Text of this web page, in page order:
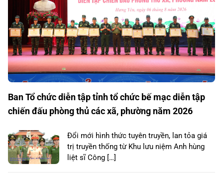
Ban Tổ chức diễn tập tỉnh tổ chức bế mạc diễn tập
chiến đấu phòng thủ các xã, phường năm 2026
Đổi mới hình thức tuyên truyền, lan tỏa giá
trị truyền thống từ Khu lưu niệm Anh hùng
liệt sĩ Công […]